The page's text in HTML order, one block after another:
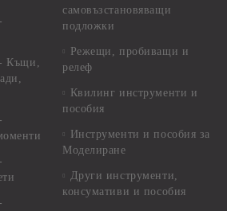
- Къщи,
самовъзстановяващи
подложки
Режещи, пробиващи и
релеф
Квилинг инструменти и
пособия
Инструменти и пособия за
Моделиране
Други инструменти,
консумативи и пособия